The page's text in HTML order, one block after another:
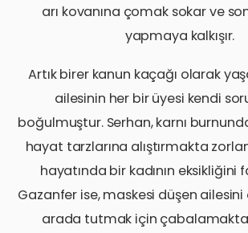
arı kovanına çomak sokar ve
yapmaya kalkışır.
Artık birer kanun kaçağı olarak
ailesinin her bir üyesi kendi
boğulmuştur. Serhan, karnı
hayat tarzlarına alıştırmakta
hayatında bir kadının eksikliğini
Gazanfer ise, maskesi düşen ailesini
arada tutmak için